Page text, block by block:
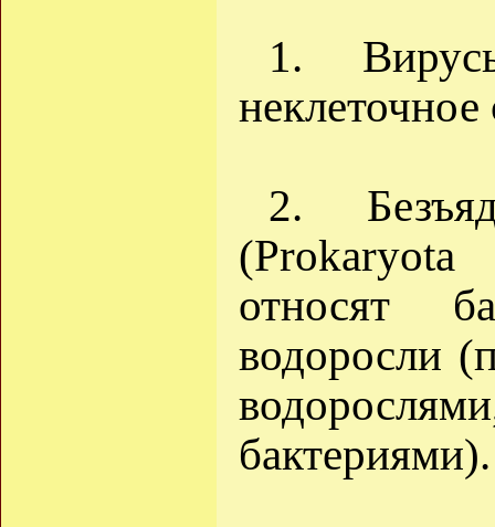
1.
неклеточное
2.
относят
водоросли
бактериями).